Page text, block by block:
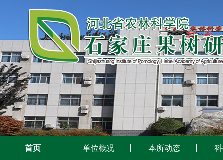
首页 单位概况 本所动态